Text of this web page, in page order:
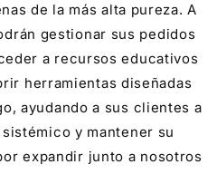
de la más alta pureza. A
gestionar sus pedidos
a recursos educativos
herramientas diseñadas
ayudando a sus clientes a
y mantener su
expandir junto a nosotros